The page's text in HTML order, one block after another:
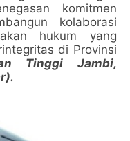
komitmen
kolaborasi
hukum yang
di Provinsi
Tinggi Jambi,